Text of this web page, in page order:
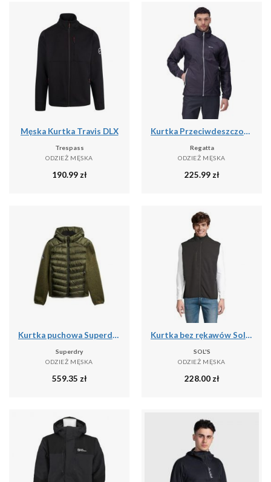
Męska Kurtka Travis DLX
Trespass
ODZIEŻ MĘSKA
190.99 zł
Kurtka Przeciwdeszczowa Męska Lyle IV
Regatta
ODZIEŻ MĘSKA
225.99 zł
Kurtka puchowa Superdry Storm Hybrid
Superdry
ODZIEŻ MĘSKA
559.35 zł
Kurtka bez rękawów Sol's Falcon Bw
SOL'S
ODZIEŻ MĘSKA
228.00 zł